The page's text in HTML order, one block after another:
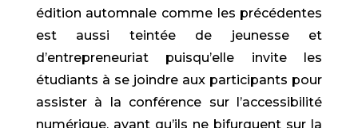
édition automnale comme les précédentes
est aussi teintée de jeunesse et
d’entrepreneuriat puisqu’elle invite les
étudiants à se joindre aux participants pour
assister à la conférence sur l’accessibilité
numérique, avant qu’ils ne bifurquent sur la